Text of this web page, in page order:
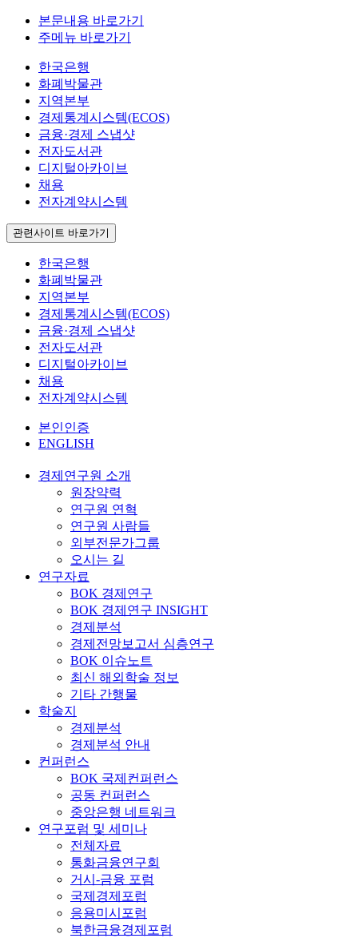
본문내용 바로가기
주메뉴 바로가기
한국은행
화폐박물관
지역본부
경제통계시스템(ECOS)
금융·경제 스냅샷
전자도서관
디지털아카이브
채용
전자계약시스템
관련사이트 바로가기
한국은행
화폐박물관
지역본부
경제통계시스템(ECOS)
금융·경제 스냅샷
전자도서관
디지털아카이브
채용
전자계약시스템
본인인증
ENGLISH
경제연구원 소개
원장약력
연구원 연혁
연구원 사람들
외부전문가그룹
오시는 길
연구자료
BOK 경제연구
BOK 경제연구 INSIGHT
경제분석
경제전망보고서 심층연구
BOK 이슈노트
최신 해외학술 정보
기타 간행물
학술지
경제분석
경제분석 안내
컨퍼런스
BOK 국제컨퍼런스
공동 컨퍼런스
중앙은행 네트워크
연구포럼 및 세미나
전체자료
통화금융연구회
거시-금융 포럼
국제경제포럼
응용미시포럼
북한금융경제포럼